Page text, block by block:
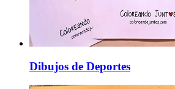
Dibujos de Deportes